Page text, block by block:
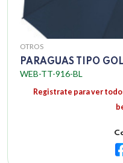
OTROS
PARAGUAS TIPO
WEB-TT-916-BL
Registrate para ver